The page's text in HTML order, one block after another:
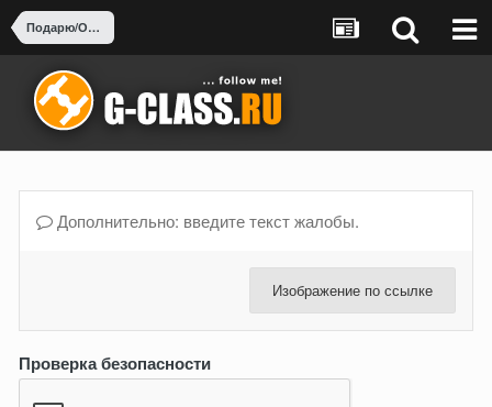
Подарю/Отдам за пиво-воды
Дополнительно: введите текст жалобы.
Изображение по ссылке
Проверка безопасности